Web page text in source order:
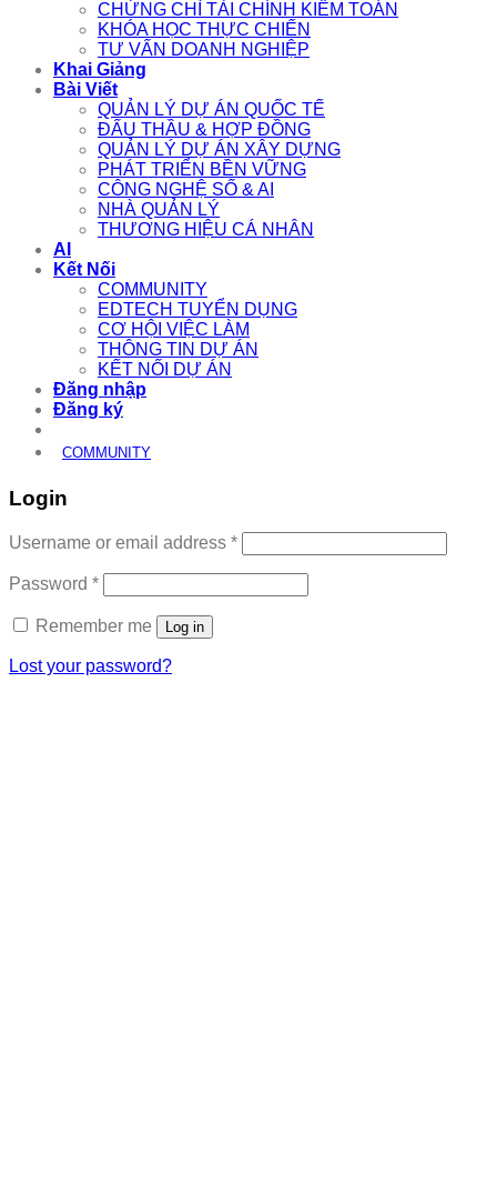
CHỨNG CHỈ TÀI CHÍNH KIỂM TOÁN
KHÓA HỌC THỰC CHIẾN
TƯ VẤN DOANH NGHIỆP
Khai Giảng
Bài Viết
QUẢN LÝ DỰ ÁN QUỐC TẾ
ĐẤU THẦU & HỢP ĐỒNG
QUẢN LÝ DỰ ÁN XÂY DỰNG
PHÁT TRIỂN BỀN VỮNG
CÔNG NGHỆ SỐ & AI
NHÀ QUẢN LÝ
THƯƠNG HIỆU CÁ NHÂN
AI
Kết Nối
COMMUNITY
EDTECH TUYỂN DỤNG
CƠ HỘI VIỆC LÀM
THÔNG TIN DỰ ÁN
KẾT NỐI DỰ ÁN
Đăng nhập
Đăng ký
COMMUNITY
Login
Username or email address *Required
Password *Required
Remember me Log in
Lost your password?